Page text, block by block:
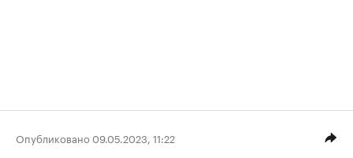
Опубликовано 09.05.2023, 11:22